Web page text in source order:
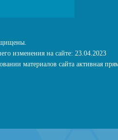
изменения на сайте: 23.04.2023
материалов сайта активная